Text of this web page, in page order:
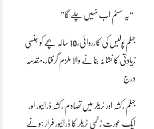
“یہ سسٹم اب نہیں چلے گا”
جہلم پولیس کی کارروائی،10 سالہ بچے کو جنسی
زیادتی کا نشانہ بنانے والا ملزم گرفتار،مقدمہ
درج
جہلم رکشہ اور ٹریلر میں تصادم رکشہ ڈرائیور اور
ایک عورت زخمی ٹریلر کا ڈرائیور فرار ہونے